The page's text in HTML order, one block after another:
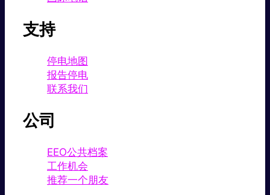
支持
停电地图
报告停电
联系我们
公司
EEO公共档案
工作机会
推荐一个朋友